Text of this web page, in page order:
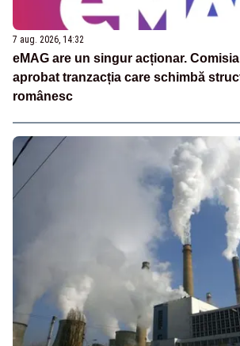
7 aug. 2026, 14:32
eMAG are un singur acționar.
aprobat tranzacția care schimbă
românesc